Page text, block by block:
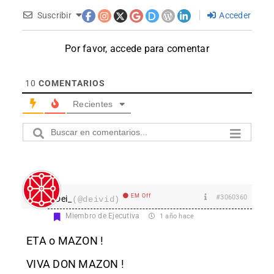
Suscribir Acceder
Por favor, accede para comentar
10 COMENTARIOS
Recientes
Dei_ (@deivid) EM Off #3060360
Miembro de Ejecutiva 1 año hace
ETA o MAZON !
VIVA DON MAZON !